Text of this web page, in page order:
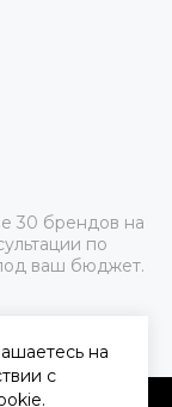
30 брендов на
по
ваш бюджет.
на
с